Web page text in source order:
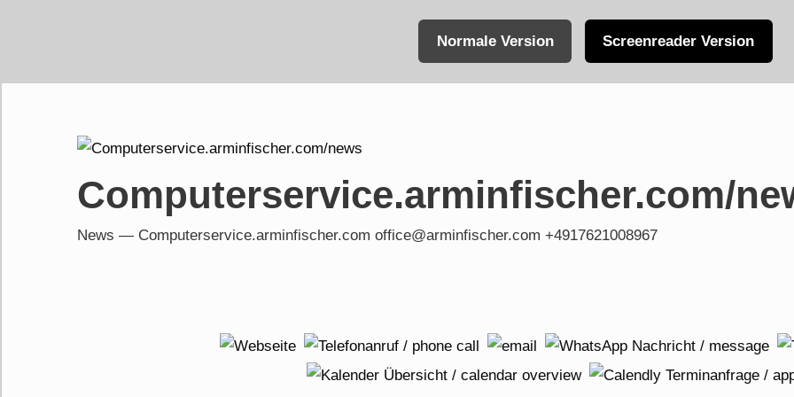
Normale Version Screenreader Version
content
Computerservice.arminfischer.com/
News — Computerservice.arminfischer.com office@arminfischer.com +4917621008967